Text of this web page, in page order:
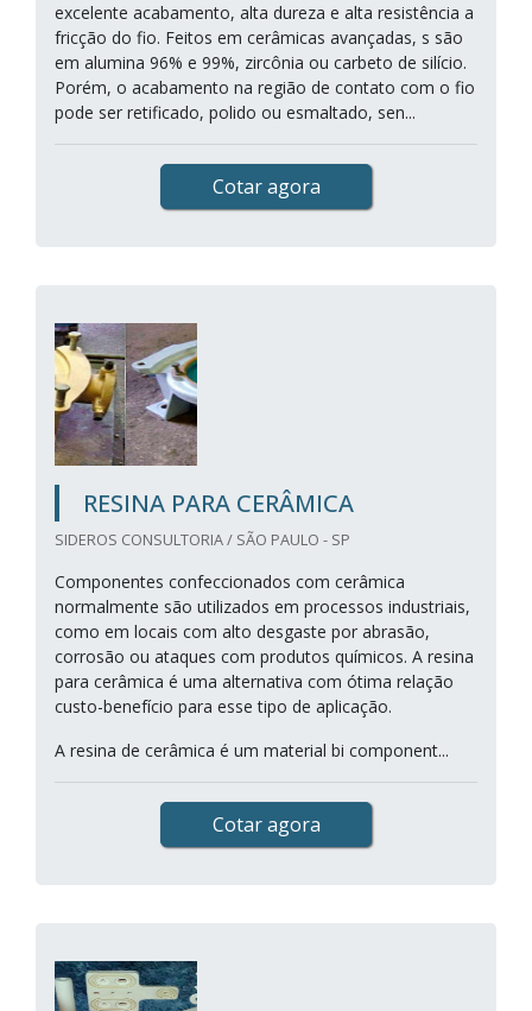
excelente acabamento, alta dureza e alta resistência a
fricção do fio. Feitos em cerâmicas avançadas, s são
em alumina 96% e 99%, zircônia ou carbeto de silício.
Porém, o acabamento na região de contato com o fio
pode ser retificado, polido ou esmaltado, sen...
Cotar agora
RESINA PARA CERÂMICA
SIDEROS CONSULTORIA / SÃO PAULO - SP
Componentes confeccionados com cerâmica
normalmente são utilizados em processos industriais,
como em locais com alto desgaste por abrasão,
corrosão ou ataques com produtos químicos. A resina
para cerâmica é uma alternativa com ótima relação
custo-benefício para esse tipo de aplicação.
A resina de cerâmica é um material bi component...
Cotar agora